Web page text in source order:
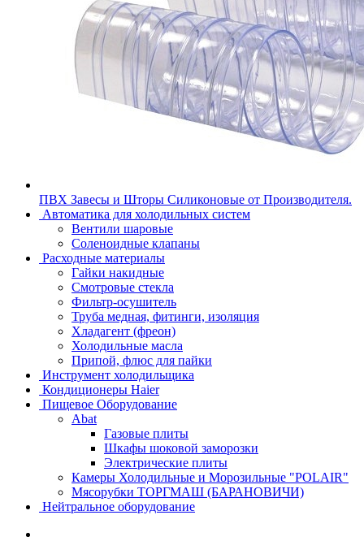
ПВХ Завесы и Шторы Силиконовые от Производителя.
Автоматика для холодильных систем
Вентили шаровые
Соленоидные клапаны
Расходные материалы
Гайки накидные
Смотровые стекла
Фильтр-осушитель
Труба медная, фитинги, изоляция
Хладагент (фреон)
Холодильные масла
Припой, флюс для пайки
Инструмент холодильщика
Кондиционеры Haier
Пищевое Оборудование
Abat
Газовые плиты
Шкафы шоковой заморозки
Электрические плиты
Камеры Холодильные и Морозильные "POLAIR"
Мясорубки ТОРГМАШ (БАРАНОВИЧИ)
Нейтральное оборудование